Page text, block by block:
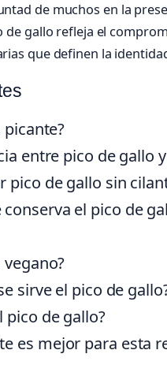
de muchos en la
de gallo refleja el
que definen la
picante?
entre pico de gallo
pico de gallo sin
el pico de
vegano?
sirve el pico de
pico de gallo?
es mejor para esta